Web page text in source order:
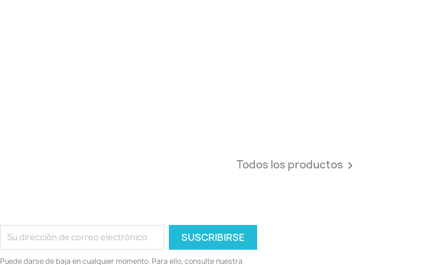
Todos los productos 
Puede darse de baja en cualquier momento. Para ello, consulte nuestra